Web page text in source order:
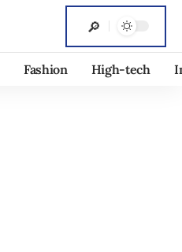
Fashion High-tech